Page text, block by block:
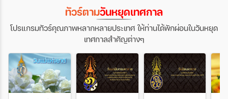
ทัวร์ตามวันหยุดเทศกาล
โปรแกรมทัวร์คุณภาพหลากหลายประเทศ ให้ท่านได้พักผ่อนในวันหยุด
เทศกาลสำคัญต่างๆ